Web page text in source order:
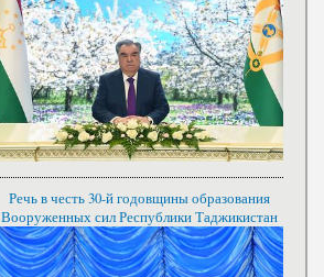
Речь в честь 30-й годовщины образования
Вооруженных сил Республики Таджикистан